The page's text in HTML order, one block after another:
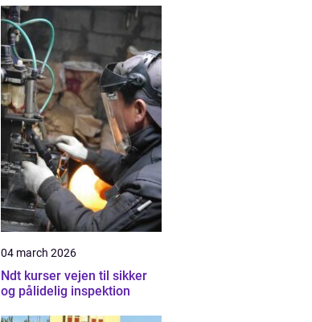
04 march 2026
Ndt kurser vejen til sikker
og pålidelig inspektion